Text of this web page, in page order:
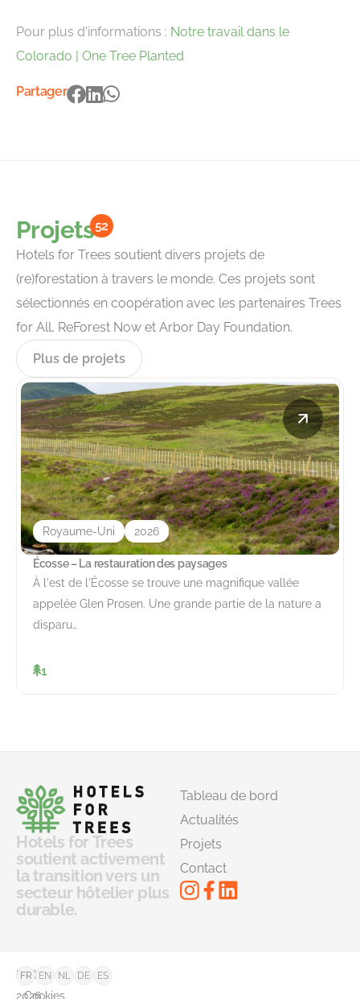
Pour plus d'informations : Notre travail dans le
Colorado | One Tree Planted
Partager
Projets52
Hotels for Trees soutient divers projets de
(re)forestation à travers le monde. Ces projets sont
sélectionnés en coopération avec les partenaires Trees
for All, ReForest Now et Arbor Day Foundation.
Plus de projets
Royaume-Uni 2026
Écosse – La restauration des paysages
À l'est de l'Écosse se trouve une magnifique vallée
appelée Glen Prosen. Une grande partie de la nature a
disparu…
1
Hotels for Trees
soutient activement
la transition vers un
secteur hôtelier plus
durable.
Tableau de bord
Actualités
Projets
Contact
©
2026
FAQ
Cookies
FR EN NL DE ES